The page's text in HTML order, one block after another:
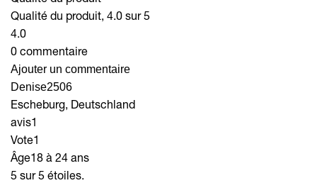
Qualité du produit, 4.0 sur 5
4.0
0 commentaire
Ajouter un commentaire
Denise2506
Escheburg, Deutschland
avis1
Vote1
Âge18 à 24 ans
5 sur 5 étoiles.